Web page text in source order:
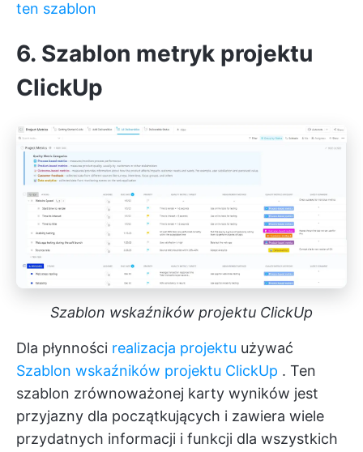
ten szablon
6. Szablon metryk projektu
ClickUp
Szablon wskaźników projektu ClickUp
Dla płynności realizacja projektu używać
Szablon wskaźników projektu ClickUp . Ten
szablon zrównoważonej karty wyników jest
przyjazny dla początkujących i zawiera wiele
przydatnych informacji i funkcji dla wszystkich